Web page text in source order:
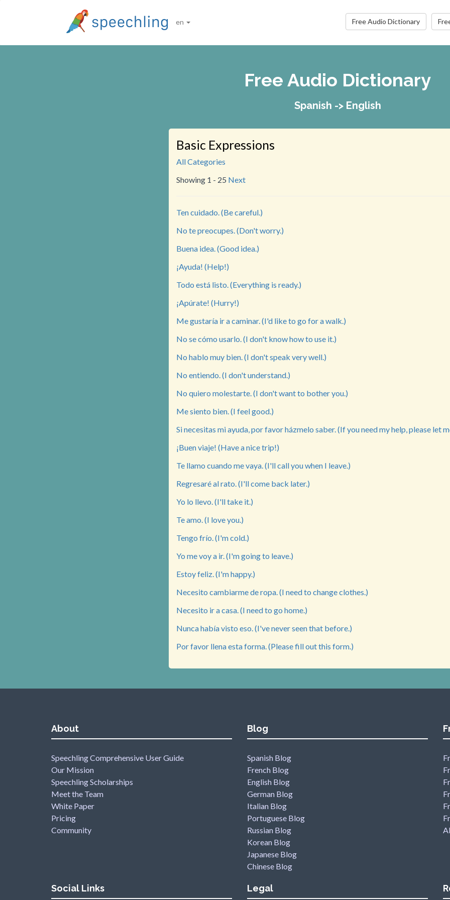
en Free Audio Dictionary
Free Audio Dictionary
Spanish -> English
Basic Expressions
All Categories
Showing 1 - 25 Next
Ten cuidado. (Be careful.)
No te preocupes. (Don't worry.)
Buena idea. (Good idea.)
¡Ayuda! (Help!)
Todo está listo. (Everything is ready.)
¡Apúrate! (Hurry!)
Me gustaría ir a caminar. (I'd like to go for a walk.)
No se cómo usarlo. (I don't know how to use it.)
No hablo muy bien. (I don't speak very well.)
No entiendo. (I don't understand.)
No quiero molestarte. (I don't want to bother you.)
Me siento bien. (I feel good.)
Si necesitas mi ayuda, por favor házmelo saber. (If you need my help, please let
¡Buen viaje! (Have a nice trip!)
Te llamo cuando me vaya. (I'll call you when I leave.)
Regresaré al rato. (I'll come back later.)
Yo lo llevo. (I'll take it.)
Te amo. (I love you.)
Tengo frío. (I'm cold.)
Yo me voy a ir. (I'm going to leave.)
Estoy feliz. (I'm happy.)
Necesito cambiarme de ropa. (I need to change clothes.)
Necesito ir a casa. (I need to go home.)
Nunca había visto eso. (I've never seen that before.)
Por favor llena esta forma. (Please fill out this form.)
About
Speechling Comprehensive User Guide
Our Mission
Speechling Scholarships
Meet the Team
White Paper
Pricing
Community
Blog
Spanish Blog
French Blog
English Blog
German Blog
Italian Blog
Portuguese Blog
Russian Blog
Korean Blog
Japanese Blog
Chinese Blog
Social Links Legal